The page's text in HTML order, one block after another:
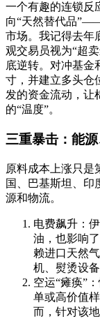
一个有趣的连锁反
向“天然替代品
市场。我记得去年
观交易员视为“超
底逆转。对冲基金
寸，并建立多头仓
发的资金流动，让
的“温度”。
三重暴击：能
原料成本上涨只是
国、巴基斯坦、印
源和物流。
电费飙升：
油，也影响
赖进口天然
机、熨烫设
空运“瘫痪”
单或高价值
而，针对该